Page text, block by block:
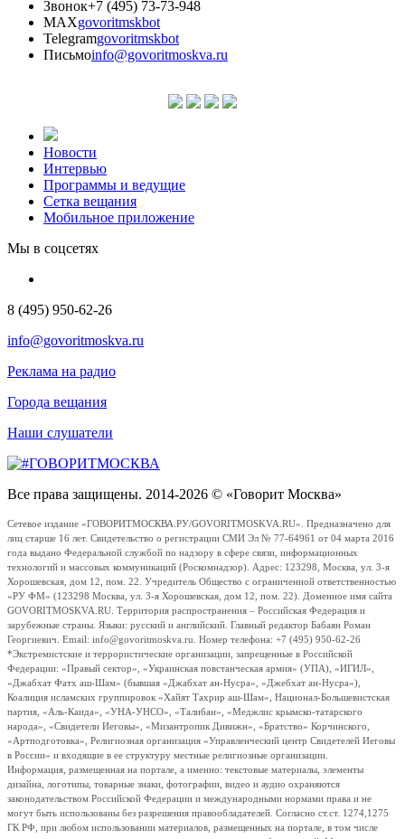
Звонок+7 (495) 73-73-948
MAXgovoritmskbot
Telegramgovoritmskbot
Письмоinfo@govoritmoskva.ru
Новости
Интервью
Программы и ведущие
Сетка вещания
Мобильное приложение
Мы в соцсетях
8 (495) 950-62-26
info@govoritmoskva.ru
Реклама на радио
Города вещания
Наши слушатели
Все права защищены. 2014-2026 © «Говорит Москва»
Сетевое издание «ГОВОРИТМОСКВА.РУ/GOVORITMOSKVA.RU». Предназначено для
лиц старше 16 лет. Свидетельство о регистрации СМИ Эл № 77-64961 от 04 марта 2016
года выдано Федеральной службой по надзору в сфере связи, информационных
технологий и массовых коммуникаций (Роскомнадзор). Адрес: 123298, Москва, ул. 3-я
Хорошевская, дом 12, пом. 22. Учредитель Общество с ограниченной ответственностью
«РУ ФМ» (123298 Москва, ул. 3-я Хорошевская, дом 12, пом. 22). Доменное имя сайта
GOVORITMOSKVA.RU. Территория распространения – Российская Федерация и
зарубежные страны. Языки: русский и английский. Главный редактор Бабаян Роман
Георгиевич. Email: info@govoritmoskva.ru. Номер телефона: +7 (495) 950-62-26
*Экстремистские и террористические организации, запрещенные в Российской
Федерации: «Правый сектор», «Украинская повстанческая армия» (УПА), «ИГИЛ»,
«Джабхат Фатх аш-Шам» (бывшая «Джабхат ан-Нусра», «Джебхат ан-Нусра»),
Коалиция исламских группировок «Хайят Тахрир аш-Шам», Национал-Большевистская
партия, «Аль-Каида», «УНА-УНСО», «Талибан», «Меджлис крымско-татарского
народа», «Свидетели Иеговы», «Мизантропик Дивижн», «Братство» Корчинского,
«Артподготовка», Религиозная организация «Управленческий центр Свидетелей Иеговы
в России» и входящие в ее структуру местные религиозные организации.
Информация, размещенная на портале, а именно: текстовые материалы, элементы
дизайна, логотипы, товарные знаки, фотографии, видео и аудио охраняются
законодательством Российской Федерации и международными нормами права и не
могут быть использованы без разрешения правообладателей. Согласно ст.ст. 1274,1275
ГК РФ, при любом использовании материалов, размещенных на портале, в том числе